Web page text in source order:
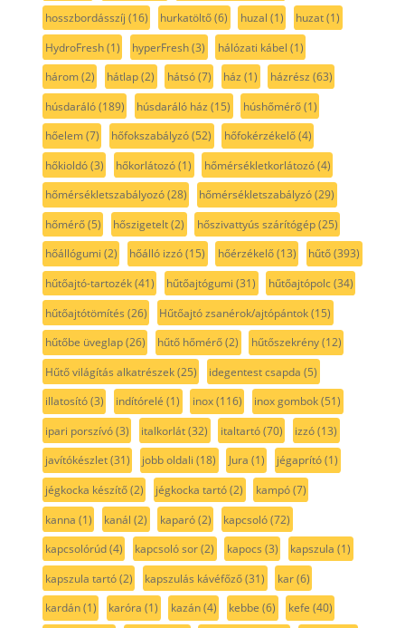
hosszbordásszíj (16) hurkatöltő(6) huzal (1) huzat(1)
HydroFresh(1) hyperFresh(3) hálózati kábel (1)
három(2) hátlap(2) hátsó(7) ház (1) házrész (63)
húsdaráló(189) húsdaráló ház (15) húshőmérő(1)
hőelem(7) hőfokszabályzó(52) hőfokérzékelő(4)
hőkioldó(3) hőkorlátozó(1) hőmérsékletkorlátozó(4)
hőmérsékletszabályozó(28) hőmérsékletszabályzó(29)
hőmérő(5) hőszigetelt(2) hőszivattyús szárítógép(25)
hőállógumi (2) hőálló izzó(15) hőérzékelő(13) hűtő(393)
hűtőajtó-tartozék(41) hűtőajtógumi (31) hűtőajtópolc(34)
hűtőajtótömítés (26) Hűtőajtó zsanérok/ajtópántok(15)
hűtőbe üveglap(26) hűtő hőmérő(2) hűtőszekrény(12)
Hűtő világítás alkatrészek(25) idegentest csapda (5)
illatosító(3) indítórelé (1) inox(116) inox gombok(51)
ipari porszívó(3) italkorlát(32) italtartó(70) izzó(13)
javítókészlet(31) jobb oldali (18) Jura (1) jégaprító(1)
jégkocka készítő(2) jégkocka tartó(2) kampó(7)
kanna (1) kanál (2) kaparó(2) kapcsoló(72)
kapcsolórúd(4) kapcsoló sor(2) kapocs (3) kapszula (1)
kapszula tartó(2) kapszulás kávéfőző(31) kar(6)
kardán(1) karóra (1) kazán(4) kebbe (6) kefe (40)